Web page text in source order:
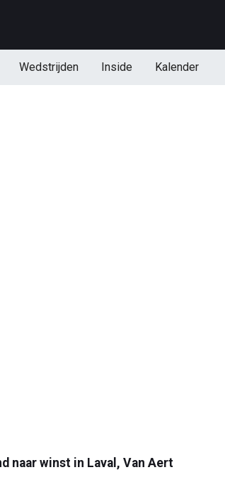
Wedstrijden Inside Kalender
naar winst in Laval, Van Aert